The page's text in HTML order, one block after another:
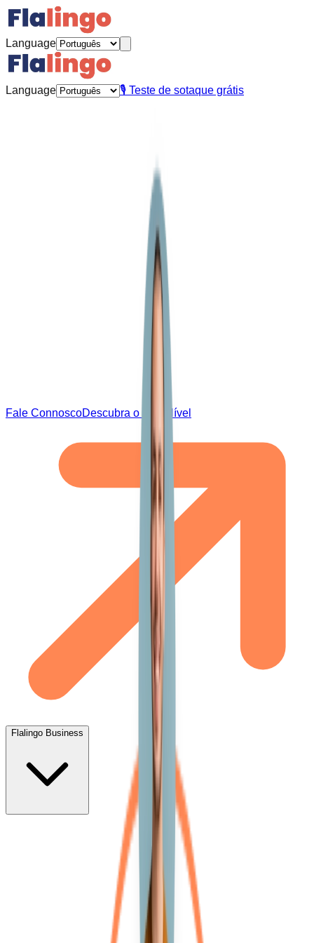
Language
Language 🎙️ Teste de sotaque grátis
Fale ConnoscoDescubra o Seu Nível
Flalingo Business